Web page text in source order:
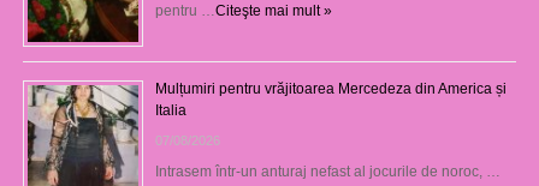
pentru … Citeşte mai mult »
Mulțumiri pentru vrăjitoarea Mercedeza din America și
Italia
07/08/2026
Intrasem într-un anturaj nefast al jocurile de noroc, …